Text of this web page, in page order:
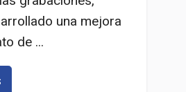
una mejora
de ...